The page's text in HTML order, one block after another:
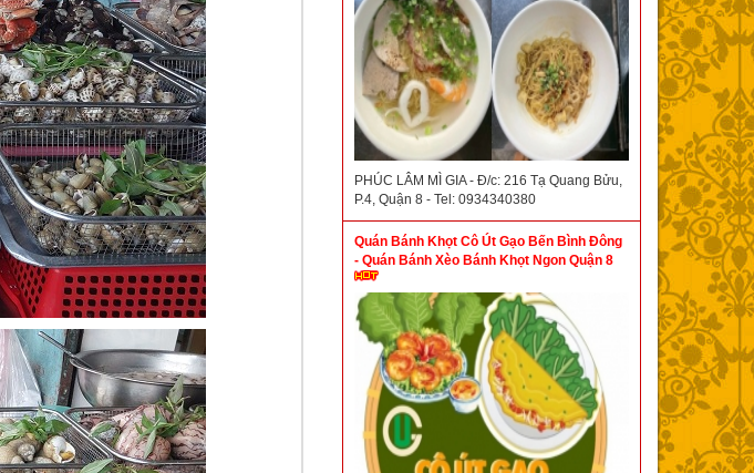
PHÚC LÂM MÌ GIA - Đ/c: 216 Tạ Quang Bửu,
P.4, Quận 8 - Tel: 0934340380
Quán Bánh Khọt Cô Út Gạo Bến Bình Đông
- Quán Bánh Xèo Bánh Khọt Ngon Quận 8